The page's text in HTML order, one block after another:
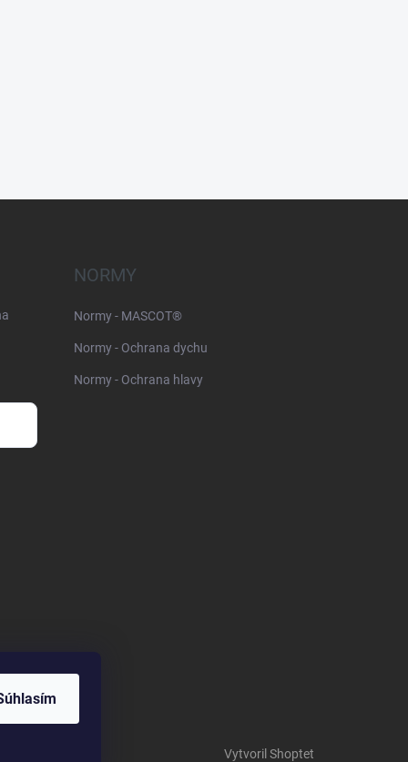
NORMY
Normy - MASCOT®
Normy - Ochrana dychu
Normy - Ochrana hlavy
Vytvoril Shoptet